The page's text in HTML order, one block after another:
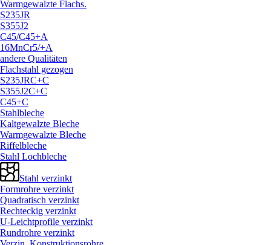
Warmgewalzte Flachs.
S235JR
S355J2
C45/C45+A
16MnCr5/+A
andere Qualitäten
Flachstahl gezogen
S235JRC+C
S355J2C+C
C45+C
Stahlbleche
Kaltgewalzte Bleche
Warmgewalzte Bleche
Riffelbleche
Stahl Lochbleche
Stahl verzinkt
Formrohre verzinkt
Quadratisch verzinkt
Rechteckig verzinkt
U-Leichtprofile verzinkt
Rundrohre verzinkt